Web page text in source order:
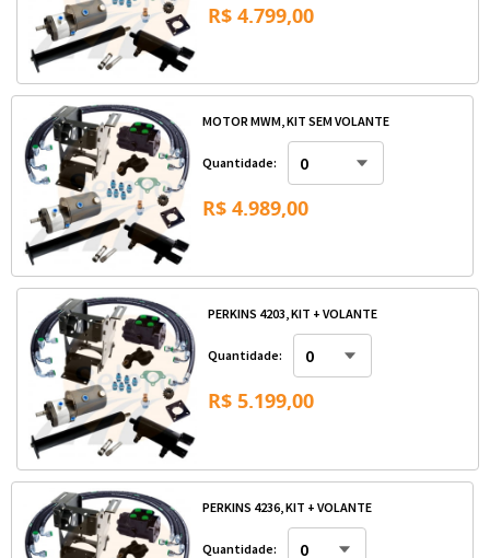
R$ 4.799,00
MOTOR MWM, KIT SEM VOLANTE
Quantidade:
R$ 4.989,00
PERKINS 4203, KIT + VOLANTE
Quantidade:
R$ 5.199,00
PERKINS 4236, KIT + VOLANTE
Quantidade: